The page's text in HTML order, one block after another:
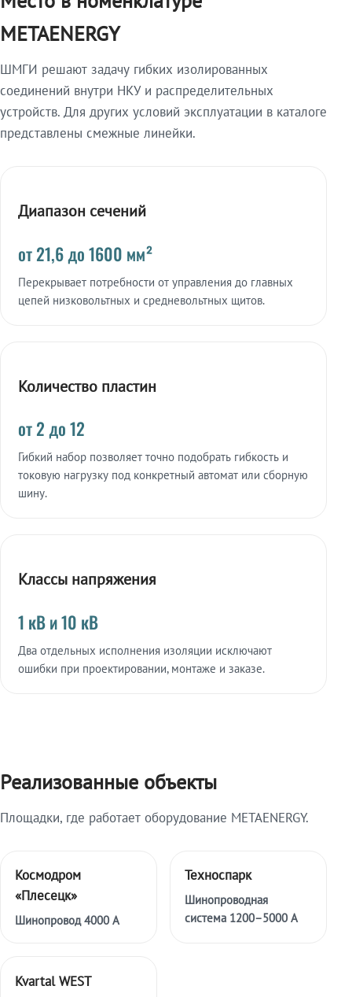
METAENERGY
ШМГИ решают задачу гибких изолированных
соединений внутри НКУ и распределительных
устройств. Для других условий эксплуатации в каталоге
представлены смежные линейки.
Диапазон сечений
от 21,6 до 1600 мм²
Перекрывает потребности от управления до главных
цепей низковольтных и средневольтных щитов.
Количество пластин
от 2 до 12
Гибкий набор позволяет точно подобрать гибкость и
токовую нагрузку под конкретный автомат или сборную
шину.
Классы напряжения
1 кВ и 10 кВ
Два отдельных исполнения изоляции исключают
ошибки при проектировании, монтаже и заказе.
Реализованные объекты
Площадки, где работает оборудование METAENERGY.
Космодром
«Плесецк»
Шинопровод 4000 А
Техноспарк
Шинопроводная
система 1200–5000 А
Kvartal WEST